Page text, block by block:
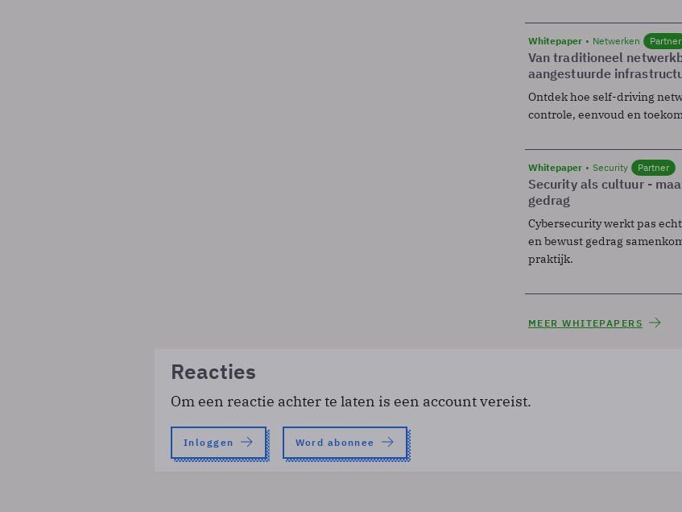
Whitepaper Netwerken Partner
Van traditioneel
aangestuurde
Ontdek hoe self-driving
controle, eenvoud en
Whitepaper Security Partner
Security als cultuur -
gedrag
Cybersecurity werkt pas
en bewust gedrag
praktijk.
MEER WHITEPAPERS
Reacties
Om een reactie achter te laten is een account vereist.
Inloggen Word abonnee